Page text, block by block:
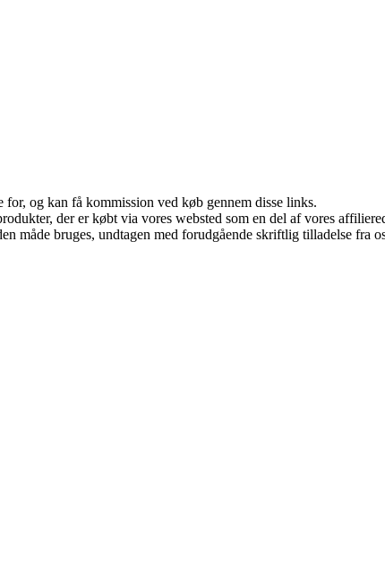
og kan få kommission ved køb gennem disse links.
der er købt via vores websted som en del af vores
måde bruges, undtagen med forudgående skriftlig tilladelse fra